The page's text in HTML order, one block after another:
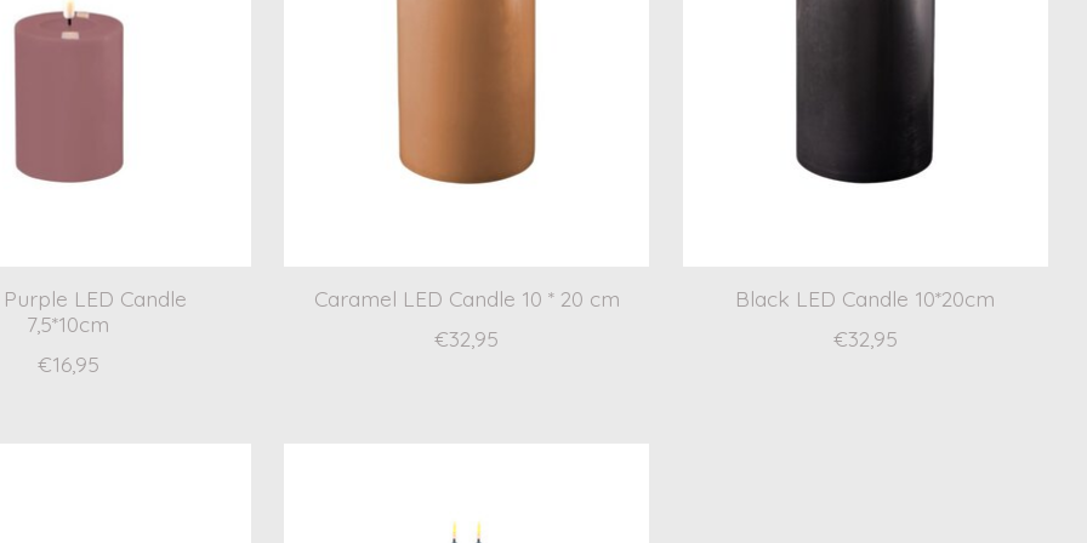
LED Candle
7,5*10cm
€16,95
Caramel LED Candle 10 * 20 cm
€32,95
Black LED Candle 10*20cm
€32,95